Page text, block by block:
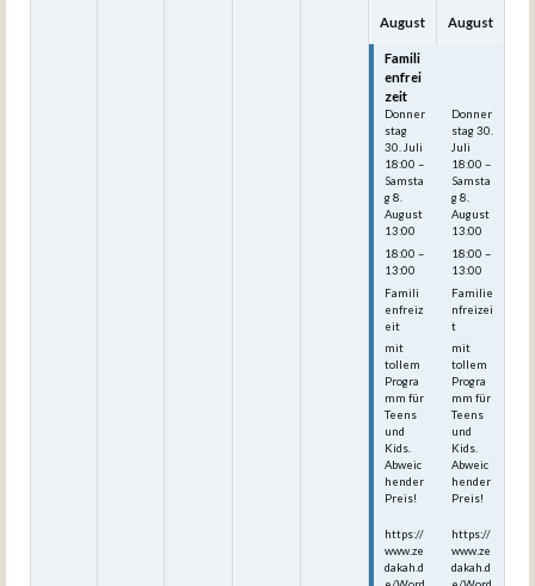
August
Famili
enfrei
zeit
Donner
stag
30. Juli
18:00 –
Samsta
g8.
August
13:00
18:00 –
13:00
Famili
enfreiz
eit
mit
tollem
Progra
mm für
Teens
und
Kids.
Abweic
hender
Preis!
https://
www.ze
dakah.d
August
Donner
stag30.
Juli
18:00 –
Samsta
g8.
August
13:00
18:00 –
13:00
Familie
nfreizei
t
mit
tollem
Progra
mm für
Teens
und
Kids.
Abweic
hender
Preis!
https://
www.ze
dakah.d